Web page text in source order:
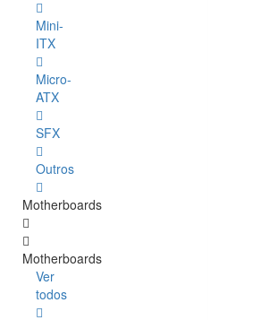
Mini-
ITX
Micro-
ATX
SFX
Outros
Motherboards
Motherboards
Ver
todos